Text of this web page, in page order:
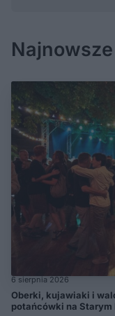
6 sierpnia 2026
Oberki, kujawiaki i
potańcówki na Starym